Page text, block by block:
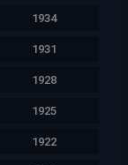
1934
1931
1928
1925
1922